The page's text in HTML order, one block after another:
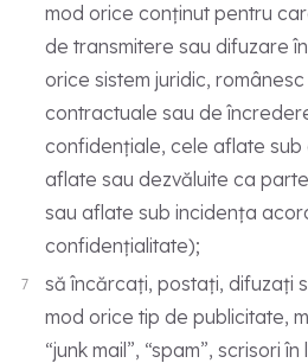
mod orice conținut pentru
de transmitere sau difuzare
orice sistem juridic,
contractuale sau de
confidențiale, cele aflate
aflate sau dezvăluite ca
sau aflate sub incidența
confidențialitate);
să încărcați, postați, difuzați
mod orice tip de publicitate,
“junk mail”, “spam”, scrisori